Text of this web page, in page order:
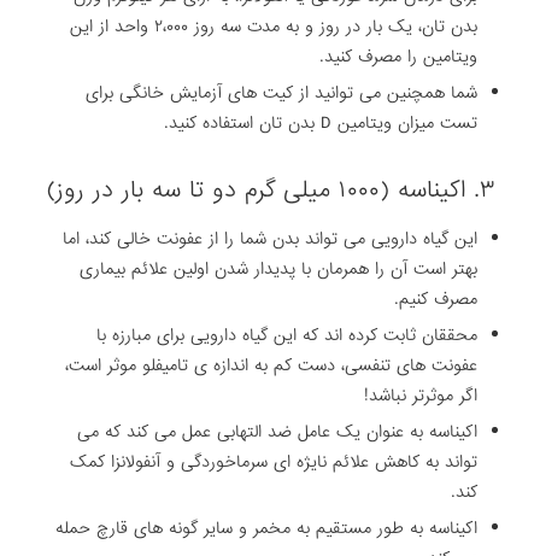
بدن تان، یک بار در روز و به مدت سه روز ۲،۰۰۰ واحد از این
ویتامین را مصرف کنید.
شما همچنین می توانید از کیت های آزمایش خانگی برای
تست میزان ویتامین D بدن تان استفاده کنید.
۳. اکیناسه (۱۰۰۰ میلی گرم دو تا سه بار در روز)
این گیاه دارویی می تواند بدن شما را از عفونت خالی کند، اما
بهتر است آن را همرمان با پدیدار شدن اولین علائم بیماری
مصرف کنیم.
محققان ثابت کرده اند که این گیاه دارویی برای مبارزه با
عفونت های تنفسی، دست کم به اندازه ی تامیفلو موثر است،
اگر موثرتر نباشد!
اکیناسه به عنوان یک عامل ضد التهابی عمل می کند که می
تواند به کاهش علائم نایژه ای سرماخوردگی و آنفولانزا کمک
کند.
اکیناسه به طور مستقیم به مخمر و سایر گونه های قارچ حمله